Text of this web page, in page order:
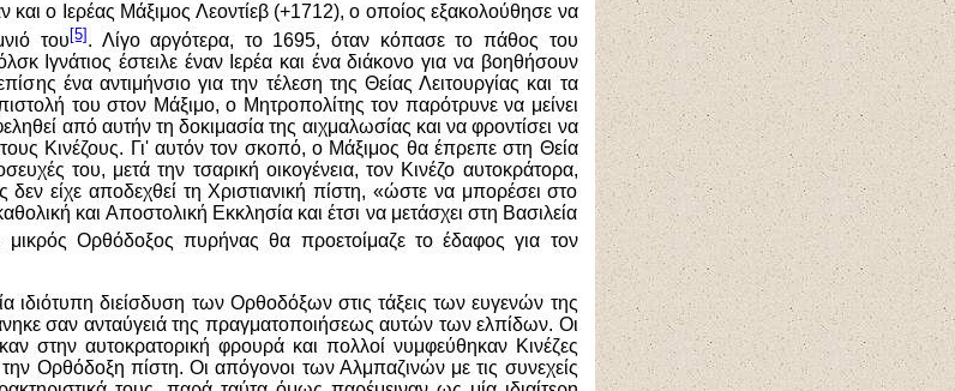
ο Ιερέας Μάξιμος Λεοντίεβ (+1712), ο οποίος εξακολούθησε να
του[5]. Λίγο αργότερα, το 1695, όταν κόπασε το πάθος του
Ιγνάτιος έστειλε έναν Ιερέα και ένα διάκονο για να βοηθήσουν
ένα αντιμήνσιο για την τέλεση της Θείας Λειτουργίας και τα
του στον Μάξιμο, ο Μητροπολίτης τον παρότρυνε να μείνει
από αυτήν τη δοκιμασία της αιχμαλωσίας και να φροντίσει να
Κινέζους. Γι' αυτόν τον σκοπό, ο Μάξιμος θα έπρεπε στη Θεία
του, μετά την τσαρική οικογένεια, τον Κινέζο αυτοκράτορα,
δεν είχε αποδεχθεί τη Χριστιανική πίστη, «ώστε να μπορέσει στο
και Αποστολική Εκκλησία και έτσι να μετάσχει στη Βασιλεία
μικρός Ορθόδοξος πυρήνας θα προετοίμαζε το έδαφος για τον
ιδιότυπη διείσδυση των Ορθοδόξων στις τάξεις των ευγενών της
σαν ανταύγειά της πραγματοποιήσεως αυτών των ελπίδων. Οι
στην αυτοκρατορική φρουρά και πολλοί νυμφεύθηκαν Κινέζες
Ορθόδοξη πίστη. Οι απόγονοι των Αλμπαζινών με τις συνεχείς